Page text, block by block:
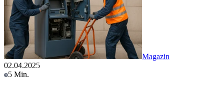
Magazin
02.04.2025
5 Min.